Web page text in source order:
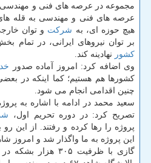
مجموعه در عرصه های فنی و مهندسی
عرصه های فنی و مهندسی به قله
هیچ حوزه ای، به شركت و توان
بر توان نیروهای ایرانی، در تمام
كشور نهادینه كند.
وی اضافه كرد: امروز آماده صدور
كشورها هم هستیم؛ كما اینكه در
چنین اقدامی انجام می شود.
سعید محمد در ادامه با اشاره به
تصریح كرد: در دوره تحریم اول،
پروژه را رها كرده و رفتند. از این
این پروژه به ما واگذار شد و امروز
گازی با ظرفیت ۳۰۵